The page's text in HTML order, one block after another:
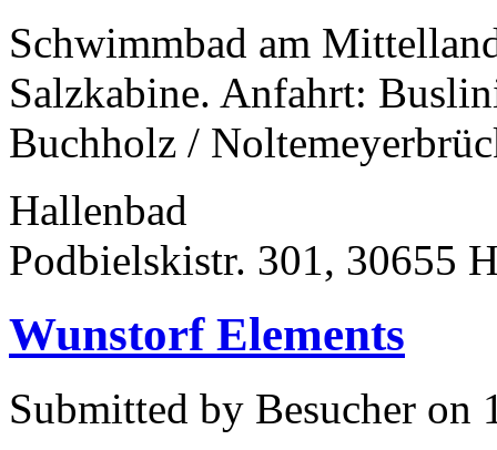
Schwimmbad am
Salzkabine. Anfahrt:
Buchholz /
Hallenbad
Podbielskistr. 301, 30655
Wunstorf Elements
Submitted by Besucher on